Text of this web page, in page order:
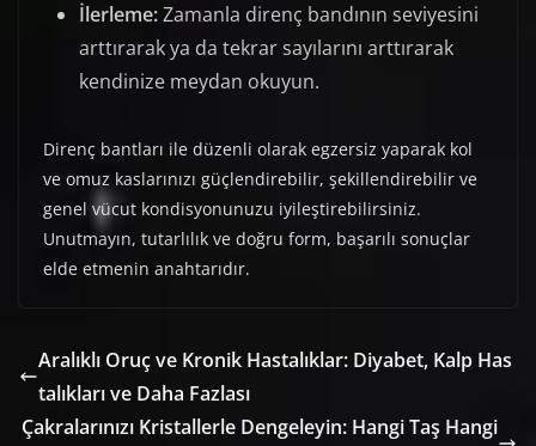
İlerleme:Zamanla direnç bandının seviyesini
arttırarak ya da tekrar sayılarını arttırarak
kendinize meydan okuyun.
Direnç bantları ile düzenli olarak egzersiz yaparak kol
ve omuz kaslarınızı güçlendirebilir, şekillendirebilir ve
genel vücut kondisyonunuzu iyileştirebilirsiniz.
Unutmayın, tutarlılık ve doğru form, başarılı sonuçlar
elde etmenin anahtarıdır.
Aralıklı Oruç ve Kronik Hastalıklar: Diyabet, Kalp Has
talıkları ve Daha Fazlası
Çakralarınızı Kristallerle Dengeleyin: Hangi Taş Hangi